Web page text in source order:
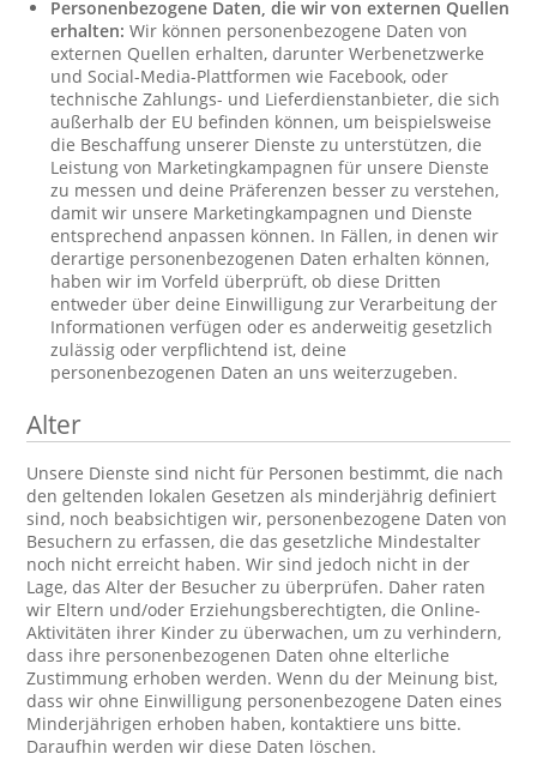
Personenbezogene Daten, die wir von externen Quellen
erhalten: Wir können personenbezogene Daten von
externen Quellen erhalten, darunter Werbenetzwerke
und Social-Media-Plattformen wie Facebook, oder
technische Zahlungs- und Lieferdienstanbieter, die sich
außerhalb der EU befinden können, um beispielsweise
die Beschaffung unserer Dienste zu unterstützen, die
Leistung von Marketingkampagnen für unsere Dienste
zu messen und deine Präferenzen besser zu verstehen,
damit wir unsere Marketingkampagnen und Dienste
entsprechend anpassen können. In Fällen, in denen wir
derartige personenbezogenen Daten erhalten können,
haben wir im Vorfeld überprüft, ob diese Dritten
entweder über deine Einwilligung zur Verarbeitung der
Informationen verfügen oder es anderweitig gesetzlich
zulässig oder verpflichtend ist, deine
personenbezogenen Daten an uns weiterzugeben.
Alter
Unsere Dienste sind nicht für Personen bestimmt, die nach
den geltenden lokalen Gesetzen als minderjährig definiert
sind, noch beabsichtigen wir, personenbezogene Daten von
Besuchern zu erfassen, die das gesetzliche Mindestalter
noch nicht erreicht haben. Wir sind jedoch nicht in der
Lage, das Alter der Besucher zu überprüfen. Daher raten
wir Eltern und/oder Erziehungsberechtigten, die Online-
Aktivitäten ihrer Kinder zu überwachen, um zu verhindern,
dass ihre personenbezogenen Daten ohne elterliche
Zustimmung erhoben werden. Wenn du der Meinung bist,
dass wir ohne Einwilligung personenbezogene Daten eines
Minderjährigen erhoben haben, kontaktiere uns bitte.
Daraufhin werden wir diese Daten löschen.